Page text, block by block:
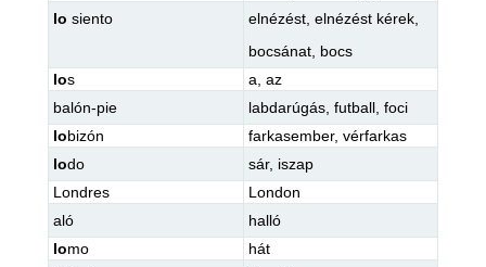
lo siento elnézést, elnézést kérek,
bocsánat, bocs
los a az
balón-pie
labdarúgás, futball, foci
lobizón farkasember, vérfarkas
lodo sár, iszap
Londres
London
aló
halló
lomo
hát